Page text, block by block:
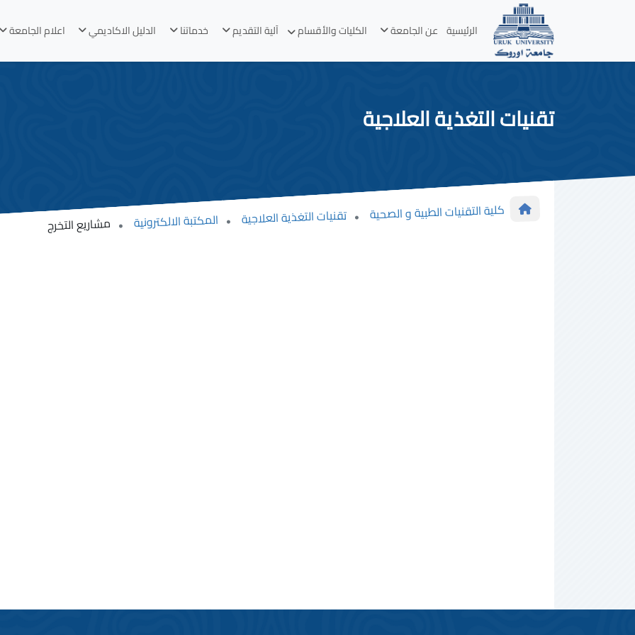
الرئيسية عن الجامعة الكليات والأقسام آلية التقديم خدماتنا الدليل الاكاديمي اعلام الجامعة
تقنيات التغذية العلاجية
كلية التقنيات الطبية و الصحية تقنيات التغذية العلاجية المكتبة الالكترونية مشاريع التخرج